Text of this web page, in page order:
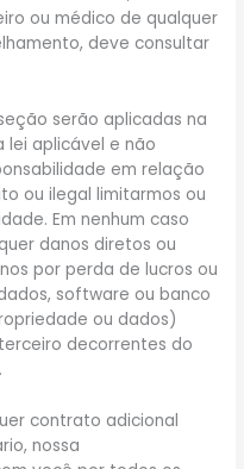
ou médico de qualquer
deve consultar
serão aplicadas na
lei aplicável e não
em relação
ou ilegal limitarmos ou
Em nenhum caso
danos diretos ou
por perda de lucros ou
software ou banco
ou dados)
decorrentes do
contrato adicional
nossa